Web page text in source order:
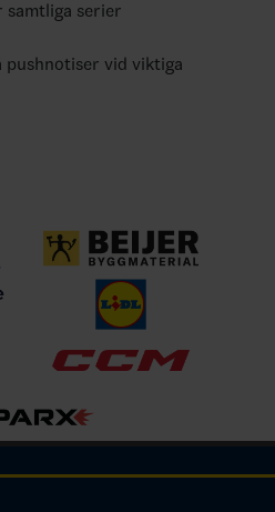
serier
vid viktiga